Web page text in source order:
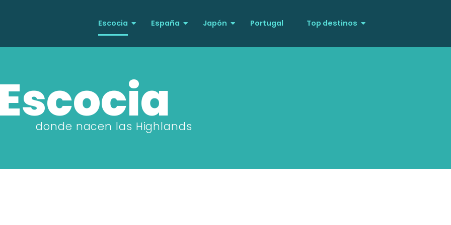
Escocia España Japón Portugal Top destinos
Escocia
donde nacen las Highlands